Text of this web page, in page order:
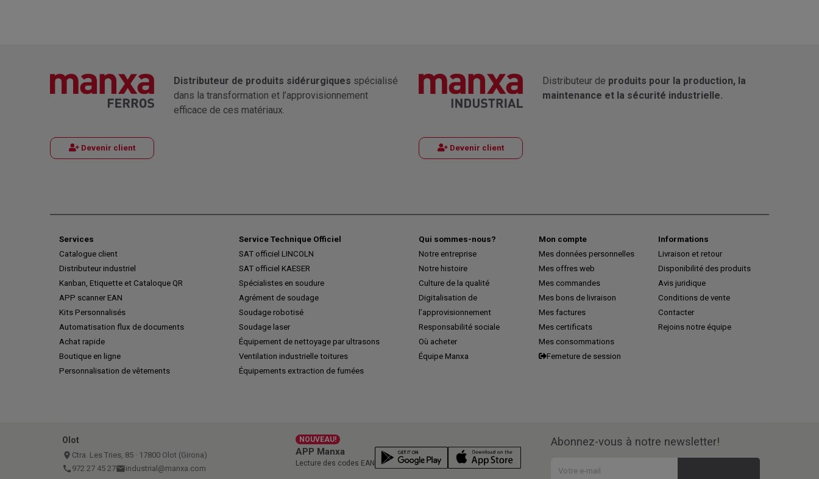
Devenir client
Distributeur de produits sidérurgiques spécialisé
dans la transformation et l’approvisionnement
efficace de ces matériaux.
Devenir client
Distributeur de produits pour la production, la
maintenance et la sécurité industrielle.
Services
Catalogue client
Distributeur industriel
Kanban, Etiquette et Cataloque QR
APP scanner EAN
Kits Personnalisés
Automatisation flux de documents
Achat rapide
Boutique en ligne
Personnalisation de vêtements
Service Technique Officiel
SAT officiel LINCOLN
SAT officiel KAESER
Spécialistes en soudure
Agrément de soudage
Soudage robotisé
Soudage laser
Équipement de nettoyage par ultrasons
Ventilation industrielle toitures
Équipements extraction de fumées
Qui sommes-nous?
Notre entreprise
Notre histoire
Culture de la qualité
Digitalisation de
l’approvisionnement
Responsabilité sociale
Où acheter
Équipe Manxa
Mon compte
Mes données personnelles
Mes offres web
Mes commandes
Mes bons de livraison
Mes factures
Mes certificats
Mes consommations
Femeture de session
Informations
Livraison et retour
Disponibilité des produits
Avis juridique
Conditions de vente
Contacter
Rejoins notre équipe
Olot
place Ctra. Les Tries, 85 · 17800 Olot (Girona)
call 972 27 45 27emailindustrial@manxa.com
NOUVEAU!
APP Manxa
Lecture des codes EAN
Abonnez-vous à notre newsletter!